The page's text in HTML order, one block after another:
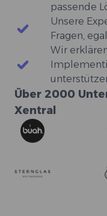
passende
Unsere
Fragen,
Wir
Über 2000
Xentral